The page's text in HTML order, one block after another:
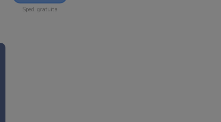
Sped. gratuita